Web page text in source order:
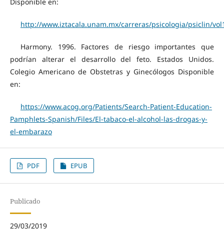
http://www.iztacala.unam.mx/carreras/psicologia/psiclin/
Harmony. 1996. Factores de riesgo importantes que
podrían alterar el desarrollo del feto. Estados Unidos.
Colegio Americano de Obstetras y Ginecólogos Disponible
en:
https://www.acog.org/Patients/Search-Patient-Education-
Pamphlets-Spanish/Files/El-tabaco-el-alcohol-las-drogas-y-
el-embarazo
PDF EPUB
Publicado
29/03/2019